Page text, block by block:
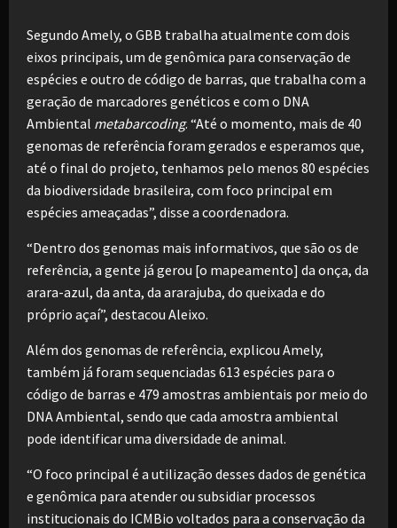
Segundo Amely, o GBB trabalha atualmente com dois
eixos principais, um de genômica para conservação de
espécies e outro de código de barras, que trabalha com a
geração de marcadores genéticos e com o DNA
Ambiental metabarcoding. “Até o momento, mais de 40
genomas de referência foram gerados e esperamos que,
até o final do projeto, tenhamos pelo menos 80 espécies
da biodiversidade brasileira, com foco principal em
espécies ameaçadas”, disse a coordenadora.
“Dentro dos genomas mais informativos, que são os de
referência, a gente já gerou [o mapeamento] da onça, da
arara-azul, da anta, da ararajuba, do queixada e do
próprio açaí”, destacou Aleixo.
Além dos genomas de referência, explicou Amely,
também já foram sequenciadas 613 espécies para o
código de barras e 479 amostras ambientais por meio do
DNA Ambiental, sendo que cada amostra ambiental
pode identificar uma diversidade de animal.
“O foco principal é a utilização desses dados de genética
e genômica para atender ou subsidiar processos
institucionais do ICMBio voltados para a conservação da